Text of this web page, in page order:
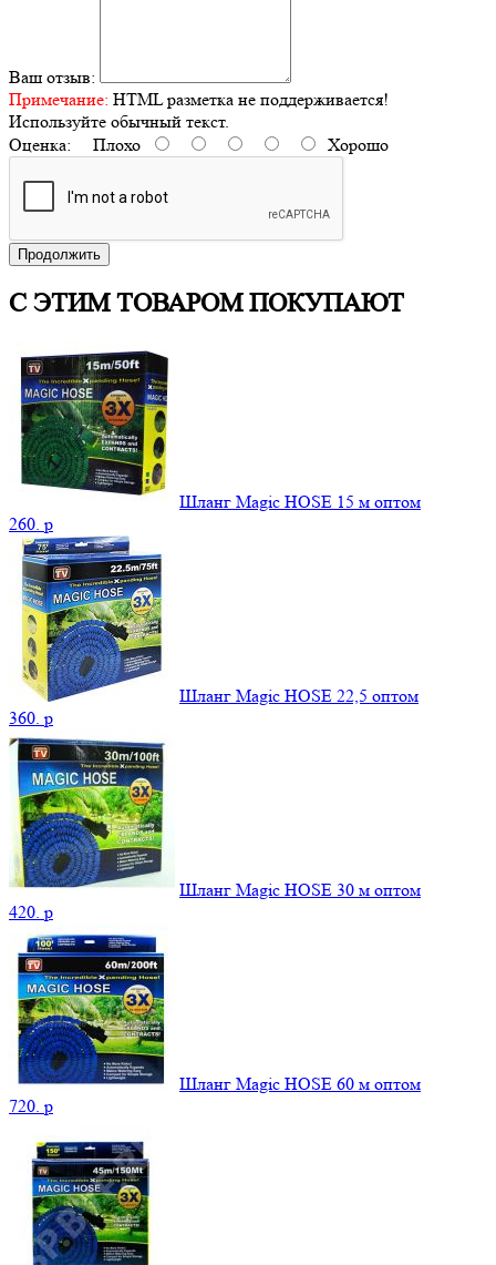
Ваш отзыв:
Примечание: HTML разметка не поддерживается!
Используйте обычный текст.
Оценка: Плохо Хорошо
Продолжить
С ЭТИМ ТОВАРОМ ПОКУПАЮТ
Шланг Magic HOSE 15 м оптом
260. p
Шланг Magic HOSE 22,5 оптом
360. p
Шланг Magic HOSE 30 м оптом
420. p
Шланг Magic HOSE 60 м оптом
720. p